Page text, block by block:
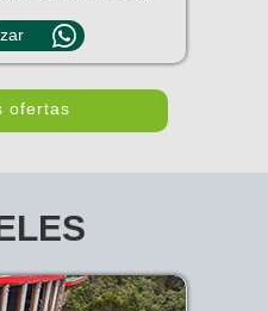
ofertas